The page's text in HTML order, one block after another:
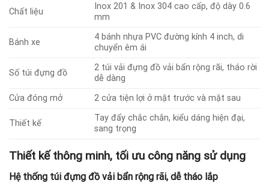
Chất liệu
Inox 201 & Inox 304 cao cấp, độ dày 0.6
mm
Bánh xe
4 bánh nhựa PVC đường kính 4 inch, di
chuyển êm ái
Số túi đựng đồ
2 túi vải đựng đồ vải bẩn rộng rãi, tháo rời
dễ dàng
Cửa đóng mở
2 cửa tiện lợi ở mặt trước và mặt sau
Thiết kế
Tay đẩy chắc chắn, kiểu dáng hiện đại,
sang trọng
Thiết kế thông minh, tối ưu công năng sử dụng
Hệ thống túi đựng đồ vải bẩn rộng rãi, dễ tháo lắp